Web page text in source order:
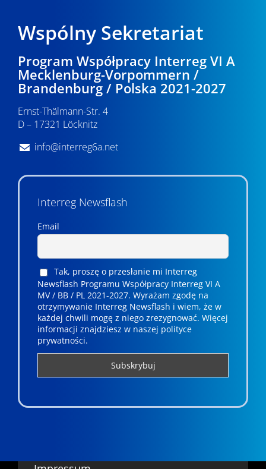
Wspólny Sekretariat
Program Współpracy Interreg VI A
Mecklenburg-Vorpommern /
Brandenburg / Polska 2021-2027
Ernst-Thälmann-Str. 4
D – 17321 Löcknitz
info@interreg6a.net
Interreg Newsflash
Email
Tak, proszę o przesłanie mi Interreg
Newsflash Programu Współpracy Interreg VI A
MV / BB / PL 2021-2027. Wyrażam zgodę na
otrzymywanie Interreg Newsflash i wiem, że w
każdej chwili mogę z niego zrezygnować. ­­Więcej
informacji znajdziesz w naszej polityce
prywatności.